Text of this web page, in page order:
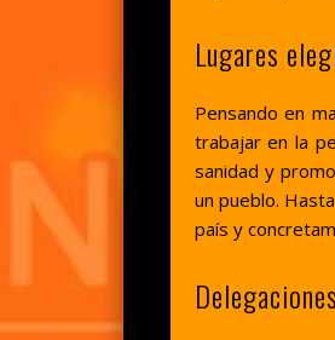
Lugares
Pensando en
trabajar en la
sanidad y
un pueblo.
país y